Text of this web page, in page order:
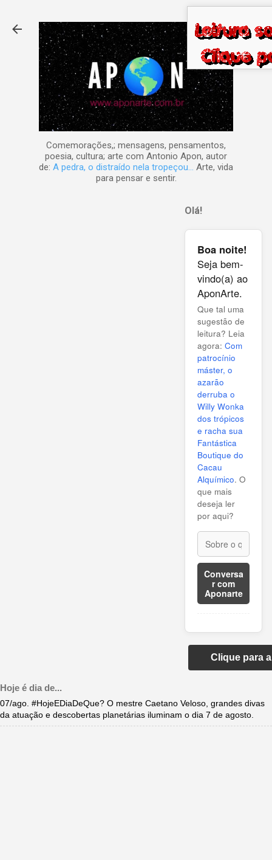
Comemorações,; mensagens, pensamentos,
poesia, cultura; arte com Antonio Apon, autor
de: A pedra, o distraído nela tropeçou... Arte, vida
para pensar e sentir.
Olá!
Boa noite!
Seja bem-
vindo(a) ao
AponArte.
Que tal uma
sugestão de
leitura? Leia
agora: Com
patrocínio
máster, o
azarão
derruba o
Willy Wonka
dos trópicos
e racha sua
Fantástica
Boutique do
Cacau
Alquímico. O
que mais
deseja ler
por aqui?
Conversa
r com
Aponarte
Clique para
Hoje é dia de...
07/ago. #HojeEDiaDeQue? O mestre Caetano Veloso, grandes divas
da atuação e descobertas planetárias iluminam o dia 7 de agosto.